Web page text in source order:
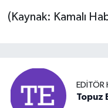
(Kaynak: Kamalı
EDITÖR
Topuz